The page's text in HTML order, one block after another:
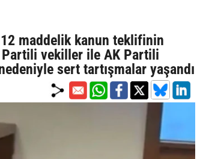
maddelik kanun teklifinin
Partili vekiller ile AK Partili
sert tartışmalar yaşandı